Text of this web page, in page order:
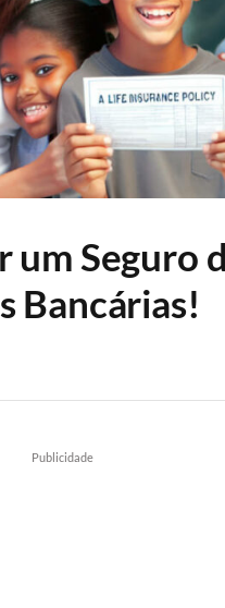
um Seguro
Bancárias!
Publicidade